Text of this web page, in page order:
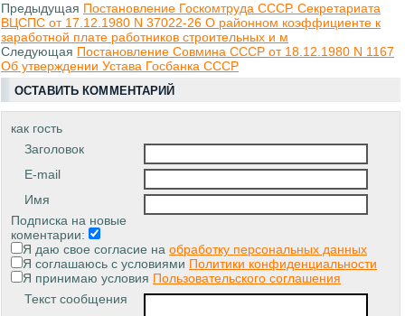
Предыдущая Постановление Госкомтруда СССР. Секретариата
ВЦСПС от 17.12.1980 N 37022-26 О районном коэффициенте к
заработной плате работников строительных и м
Следующая Постановление Совмина СССР от 18.12.1980 N 1167
Об утверждении Устава Госбанка СССР
ОСТАВИТЬ КОММЕНТАРИЙ
как гость
Заголовок
E-mail
Имя
Подписка на новые
коментарии:
Я даю свое согласие на обработку персональных данных
Я соглашаюсь с условиями Политики конфиденциальности
Я принимаю условия Пользовательского соглашения
Текст сообщения